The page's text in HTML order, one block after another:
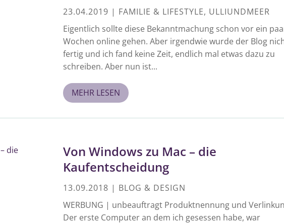
23.04.2019 | FAMILIE & LIFESTYLE, ULLIUNDMEER
Eigentlich sollte diese Bekanntmachung schon vor ein
Wochen online gehen. Aber irgendwie wurde der Blog
fertig und ich fand keine Zeit, endlich mal etwas dazu zu
schreiben. Aber nun ist...
MEHR LESEN
Von Windows zu Mac – die
Kaufentscheidung
13.09.2018 | BLOG & DESIGN
WERBUNG | unbeauftragt Produktnennung und
Der erste Computer an dem ich gesessen habe, war